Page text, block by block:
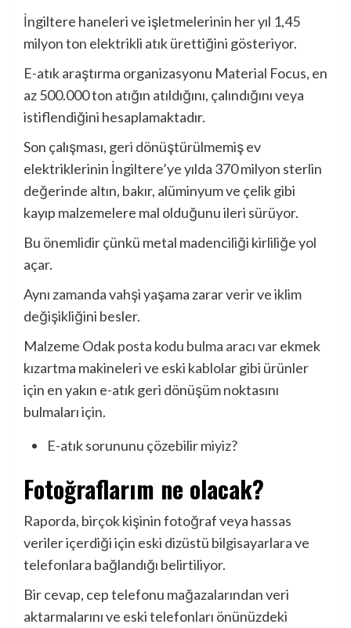
İngiltere haneleri ve işletmelerinin her yıl 1,45
milyon ton elektrikli atık ürettiğini gösteriyor.
E-atık araştırma organizasyonu Material Focus, en
az 500.000 ton atığın atıldığını, çalındığını veya
istiflendiğini hesaplamaktadır.
Son çalışması, geri dönüştürülmemiş ev
elektriklerinin İngiltere’ye yılda 370 milyon sterlin
değerinde altın, bakır, alüminyum ve çelik gibi
kayıp malzemelere mal olduğunu ileri sürüyor.
Bu önemlidir çünkü metal madenciliği kirliliğe yol
açar.
Aynı zamanda vahşi yaşama zarar verir ve iklim
değişikliğini besler.
Malzeme Odakposta kodu bulma aracı varekmek
kızartma makineleri ve eski kablolar gibi ürünler
için en yakın e-atık geri dönüşüm noktasını
bulmaları için.
E-atık sorununu çözebilir miyiz?
Fotoğraflarım ne olacak?
Raporda, birçok kişinin fotoğraf veya hassas
veriler içerdiği için eski dizüstü bilgisayarlara ve
telefonlara bağlandığı belirtiliyor.
Bir cevap, cep telefonu mağazalarından veri
aktarmalarını ve eski telefonları önünüzdeki